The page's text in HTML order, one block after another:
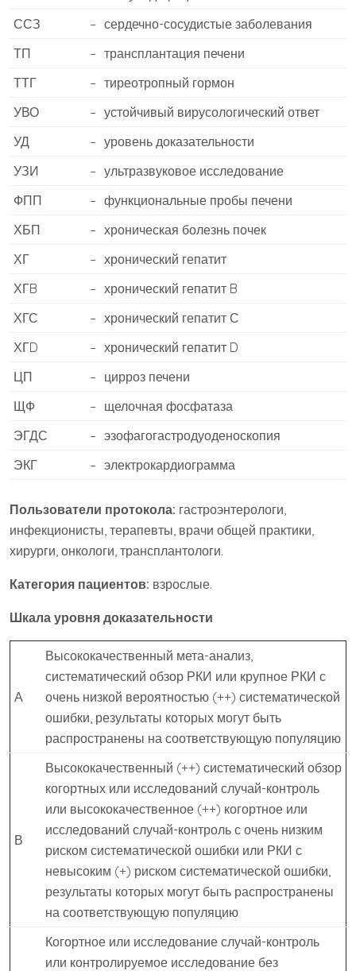
ССЗ
– сердечно-сосудистые заболевания
ТП
– трансплантация печени
ТТГ
– тиреотропный гормон
УВО
– устойчивый вирусологический ответ
УД
– уровень доказательности
УЗИ
– ультразвуковое исследование
ФПП
– функциональные пробы печени
ХБП
– хроническая болезнь почек
ХГ
– хронический гепатит
ХГB
– хронический гепатит B
ХГС
– хронический гепатит С
ХГD
– хронический гепатит D
ЦП
– цирроз печени
ЩФ
– щелочная фосфатаза
ЭГДС
– эзофагогастродуоденоскопия
ЭКГ
– электрокардиограмма
Пользователи протокола: гастроэнтерологи,
инфекционисты, терапевты, врачи общей практики,
хирурги, онкологи, трансплантологи.
Категория пациентов: взрослые.
Шкала уровня доказательности
А
Высококачественный мета-анализ,
систематический обзор РКИ или крупное РКИ с
очень низкой вероятностью (++) систематической
ошибки, результаты которых могут быть
распространены на соответствующую популяцию
В
Высококачественный (++) систематический обзор
когортных или исследований случай-контроль
или высококачественное (++) когортное или
исследований случай-контроль с очень низким
риском систематической ошибки или РКИ с
невысоким (+) риском систематической ошибки,
результаты которых могут быть распространены
на соответствующую популяцию
Когортное или исследование случай-контроль
или контролируемое исследование без